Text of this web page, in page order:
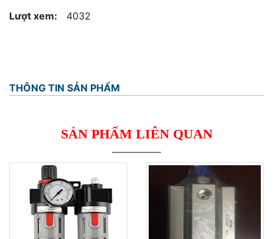
Lượt xem: 4032
THÔNG TIN SẢN PHẨM
SẢN PHẨM LIÊN QUAN